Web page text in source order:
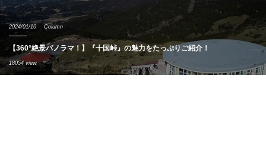
2024/01/10 Column
【360°絶景パノラマ！】『十国峠』の魅力をたっぷりご紹介！
18054 view